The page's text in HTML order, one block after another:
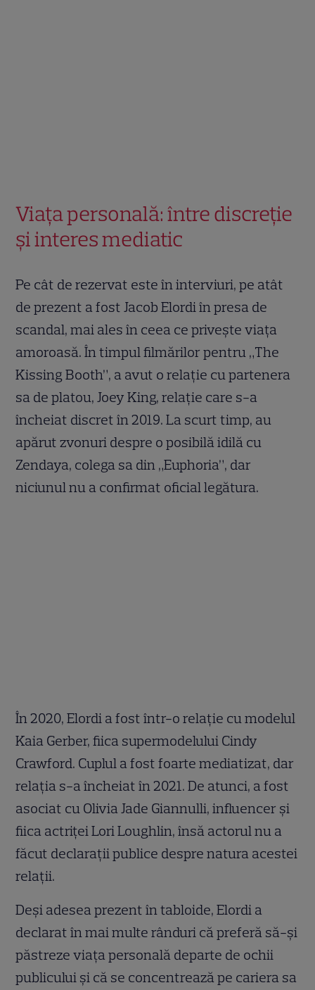
Viața personală: între discreție
și interes mediatic
Pe cât de rezervat este în interviuri, pe atât
de prezent a fost Jacob Elordi în presa de
scandal, mai ales în ceea ce privește viața
amoroasă. În timpul filmărilor pentru „The
Kissing Booth”, a avut o relație cu partenera
sa de platou, Joey King, relație care s-a
încheiat discret în 2019. La scurt timp, au
apărut zvonuri despre o posibilă idilă cu
Zendaya, colega sa din „Euphoria”, dar
niciunul nu a confirmat oficial legătura.
În 2020, Elordi a fost într-o relație cu modelul
Kaia Gerber, fiica supermodelului Cindy
Crawford. Cuplul a fost foarte mediatizat, dar
relația s-a încheiat în 2021. De atunci, a fost
asociat cu Olivia Jade Giannulli, influencer și
fiica actriței Lori Loughlin, însă actorul nu a
făcut declarații publice despre natura acestei
relații.
Deși adesea prezent în tabloide, Elordi a
declarat în mai multe rânduri că preferă să-și
păstreze viața personală departe de ochii
publicului și că se concentrează pe cariera sa